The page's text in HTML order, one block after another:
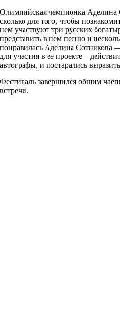
Олимпийская чемпионка Аделина
сколько для того, чтобы
нем участвуют три русских
представить в нем песню и
понравилась Аделина Сотникова
для участия в ее проекте –
автографы, и постарались
Фестиваль завершился общим
встречи.